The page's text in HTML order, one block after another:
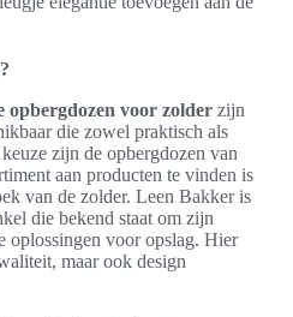
opbergdozen voor zolder zijn
die zowel praktisch als
zijn de opbergdozen van
aan producten te vinden is
van de zolder. Leen Bakker is
die bekend staat om zijn
oplossingen voor opslag. Hier
maar ook design